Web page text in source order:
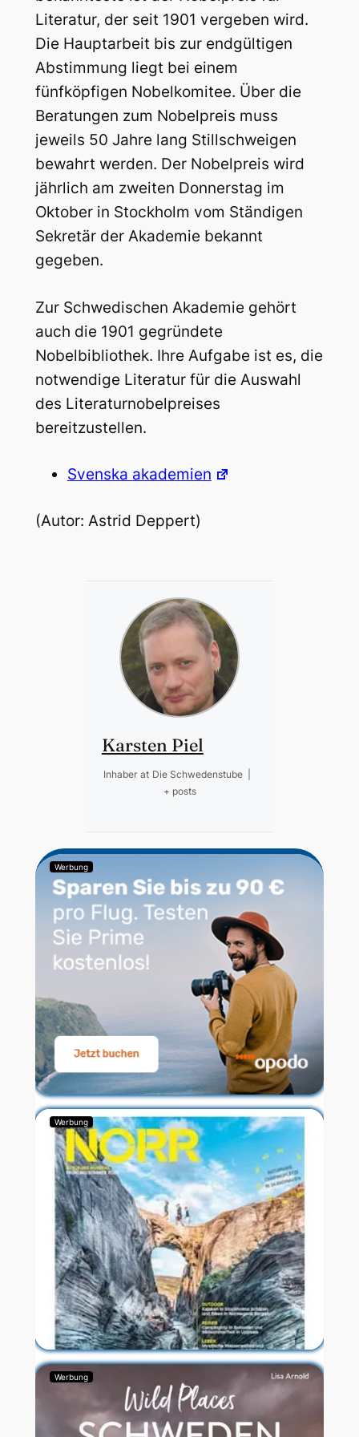
Literatur, der seit 1901 vergeben wird.
Die Hauptarbeit bis zur endgültigen
Abstimmung liegt bei einem
fünfköpfigen Nobelkomitee. Über die
Beratungen zum Nobelpreis muss
jeweils 50 Jahre lang Stillschweigen
bewahrt werden. Der Nobelpreis wird
jährlich am zweiten Donnerstag im
Oktober in Stockholm vom Ständigen
Sekretär der Akademie bekannt
gegeben.
Zur Schwedischen Akademie gehört
auch die 1901 gegründete
Nobelbibliothek. Ihre Aufgabe ist es, die
notwendige Literatur für die Auswahl
des Literaturnobelpreises
bereitzustellen.
Svenska akademien
(Autor: Astrid Deppert)
Karsten Piel
Inhaber at Die Schwedenstube
+ posts
Werbung
Werbung
Werbung